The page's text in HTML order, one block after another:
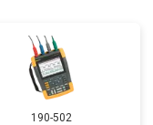
190-502